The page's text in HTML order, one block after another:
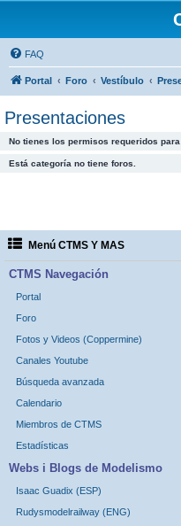
FAQ
Portal Foro Vestíbulo
Presentaciones
No tienes los permisos requeridos
Está categoría no tiene foros.
Menú CTMS Y MAS
CTMS Navegación
Portal
Foro
Fotos y Videos (Coppermine)
Canales Youtube
Búsqueda avanzada
Calendario
Miembros de CTMS
Estadísticas
Webs i Blogs de Modelismo
Isaac Guadix (ESP)
Rudysmodelrailway (ENG)